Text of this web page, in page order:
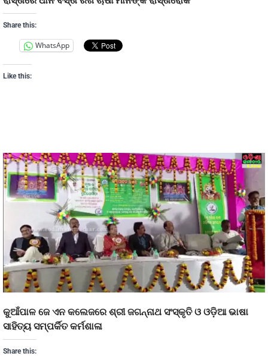
Share this:
WhatsApp
Like this:
କୁଆଁପାଳ ଜେ ଏନ କଲେଜରେ ଶ୍ରୀ ଜଗନ୍ନାଥ ସଂସ୍କୃତି ଓ ଓଡ଼ିଆ ଭାଷା
ସାହିତ୍ୟ ସମ୍ପର୍କିତ କର୍ମଶାଳା
Share this: